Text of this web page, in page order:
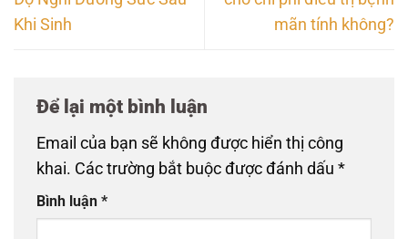
Khi Sinh
mãn tính không?
Để lại một bình luận
Email của bạn sẽ không được hiển thị công
khai. Các trường bắt buộc được đánh dấu *
Bình luận *